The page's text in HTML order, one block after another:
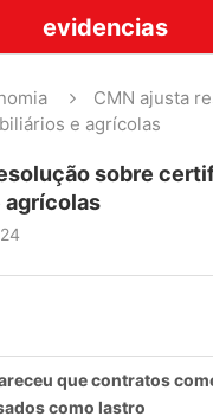
evidencias
CMN ajusta
e agrícolas
sobre
agrícolas
que contratos
como lastro